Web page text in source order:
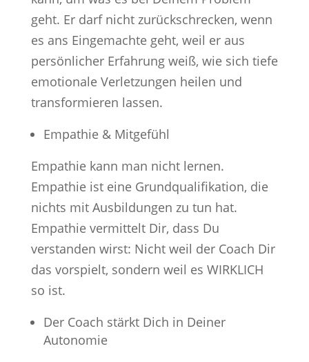
geht. Er darf nicht zurückschrecken, wenn
es ans Eingemachte geht, weil er aus
persönlicher Erfahrung weiß, wie sich tiefe
emotionale Verletzungen heilen und
transformieren lassen.
Empathie & Mitgefühl
Empathie kann man nicht lernen.
Empathie ist eine Grundqualifikation, die
nichts mit Ausbildungen zu tun hat.
Empathie vermittelt Dir, dass Du
verstanden wirst: Nicht weil der Coach Dir
das vorspielt, sondern weil es WIRKLICH
so ist.
Der Coach stärkt Dich in Deiner
Autonomie